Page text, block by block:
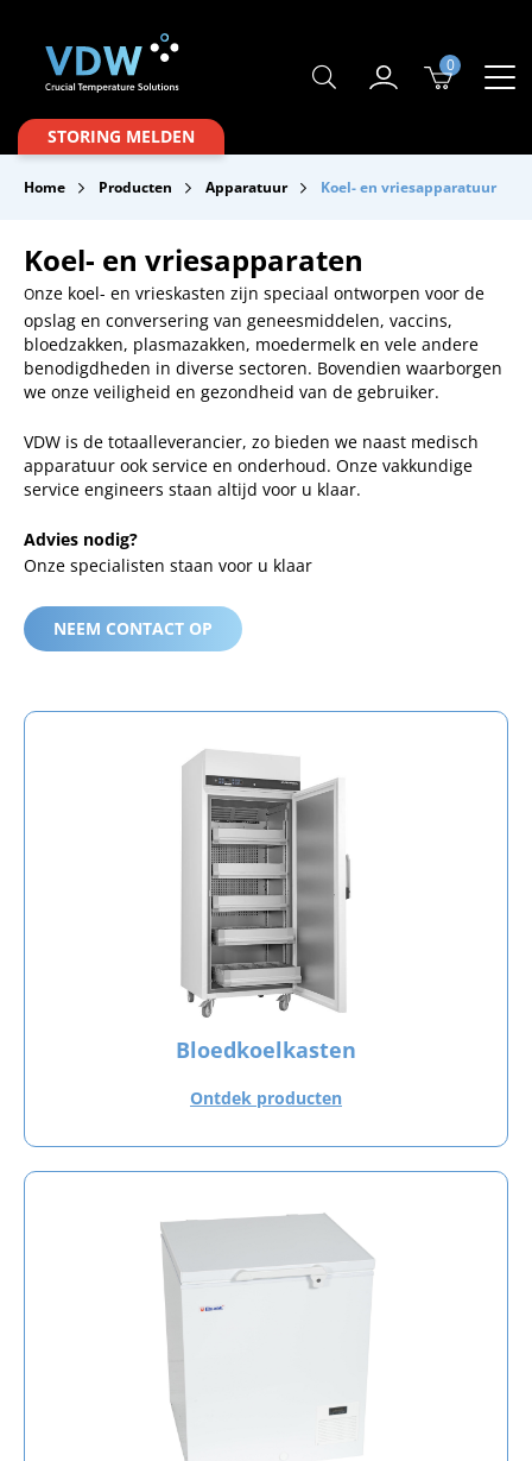
Producten
Branches
Over VDW
Service & Onderhoud
Contact
0
STORING MELDEN
Home Producten Apparatuur Koel- en vriesapparatuur
Koel- en vriesapparaten
Onze koel- en vrieskasten zijn speciaal ontworpen voor de
opslag en conversering van geneesmiddelen, vaccins,
bloedzakken, plasmazakken, moedermelk en vele andere
benodigdheden in diverse sectoren. Bovendien waarborgen
we onze veiligheid en gezondheid van de gebruiker.
VDW is de totaalleverancier, zo bieden we naast medisch
apparatuur ook service en onderhoud. Onze vakkundige
service engineers staan altijd voor u klaar.
Advies nodig?
Onze specialisten staan voor u klaar
NEEM CONTACT OP
Bloedkoelkasten
Ontdek producten